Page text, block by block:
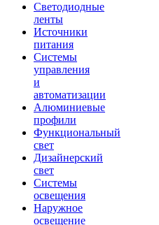
Светодиодные
ленты
Источники
питания
Системы
управления
и
автоматизации
Алюминиевые
профили
Функциональный
свет
Дизайнерский
свет
Системы
освещения
Наружное
освещение